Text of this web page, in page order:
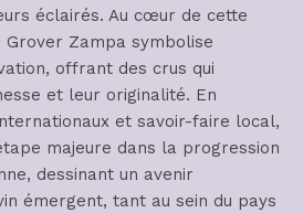
éclairés. Au cœur de cette
Grover Zampa symbolise
offrant des crus qui
et leur originalité. En
et savoir-faire local,
majeure dans la progression
dessinant un avenir
émergent, tant au sein du pays